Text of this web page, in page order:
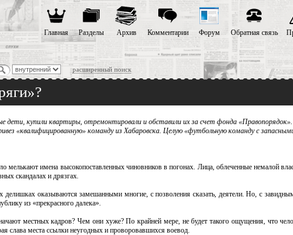
расширенный поиск
Главная Разделы Архив Комментарии Форум Обратная связь
дети, купили квартиры, отремонтировали и обставили их за счет фонда
«квалифицированную» команду из Хабаровска. Целую «футбольную команду с
мелькают имена высокопоставленных чиновников в погонах. Лица, облеченные немалой
скандалах и дрязгах.
делишках оказываются замешанными многие, с позволения сказать, деятели. Но, с
из «прекрасного далека».
местных кадров? Чем они хуже? По крайней мере, не будет такого ощущения, что
слава места ссылки неугодных и проворовавшихся воевод.